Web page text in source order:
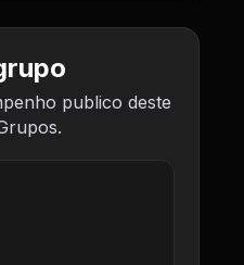
publico deste